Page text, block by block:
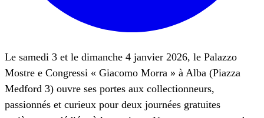
Le samedi 3 et le dimanche 4 janvier 2026, le Palazzo
Mostre e Congressi « Giacomo Morra » à Alba (Piazza
Medford 3) ouvre ses portes aux collectionneurs,
passionnés et curieux pour deux journées gratuites